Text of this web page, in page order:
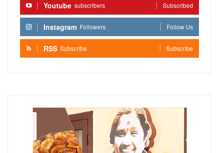
Youtube subscribers Subscribed
Instagram Followers Follow Us
RSS Subscribe Subscribe